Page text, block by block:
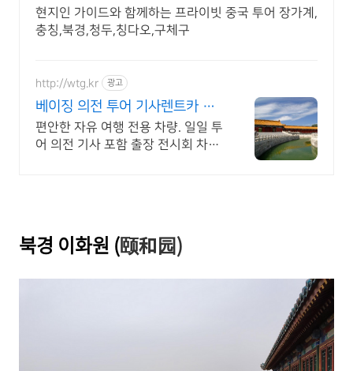
현지인 가이드와 함께하는 프라이빗 중국 투어 장가계,
충칭,북경,청두,칭다오,구체구
http://wtg.kr 광고
베이징 의전 투어 기사렌트카 카
톡 실시간 한국어 지원!
편안한 자유 여행 전용 차량. 일일 투
어 의전 기사 포함 출장 전시회 차량
북경 이화원 (颐和园)